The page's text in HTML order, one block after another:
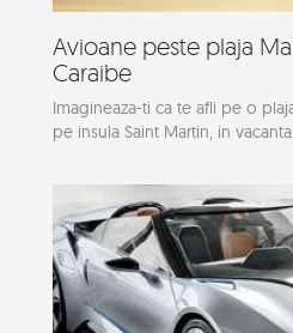
Avioane peste plaja
Caraibe
Imagineaza-ti ca te afli pe o
pe insula Saint Martin, in